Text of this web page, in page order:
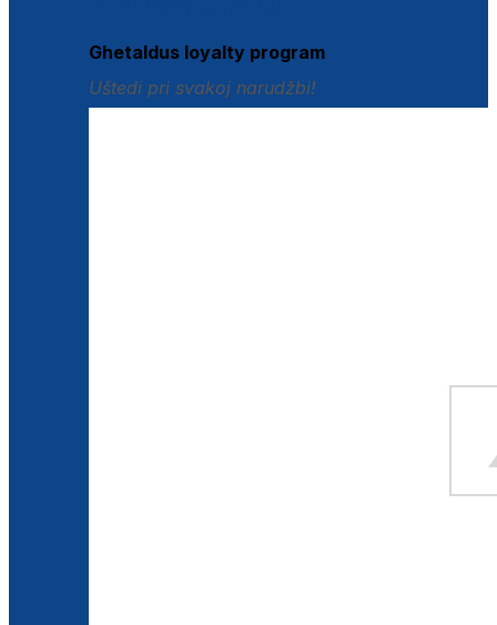
Ghetaldus loyalty program
Uštedi pri svakoj narudžbi!